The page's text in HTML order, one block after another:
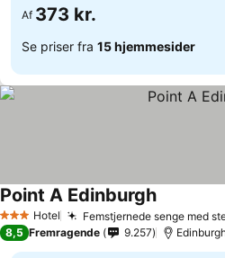
Af 373 kr.
Se priser fra 15 hjemmesider
3 StjernerHotel Femstjernede senge med
Point A Edinburgh
8,5 Fremragende 9.257